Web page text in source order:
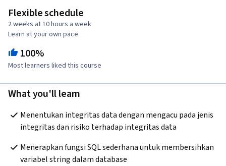
Flexible schedule
2 weeks at 10 hours a week
Learn at your own pace
100%
Most learners liked this course
What you'll learn
Menentukan integritas data dengan mengacu pada jenis
integritas dan risiko terhadap integritas data
Menerapkan fungsi SQL sederhana untuk membersihkan
variabel string dalam database